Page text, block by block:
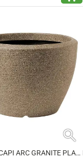
search
КАШПО CAPI ARC GRANITE PLANTER BALL WARM TAUPE